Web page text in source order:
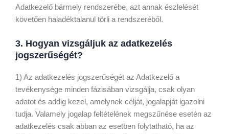
Adatkezelő bármely rendszerébe, azt annak észlelését
követően haladéktalanul törli a rendszeréből.
3. Hogyan vizsgáljuk az adatkezelés
jogszerűségét?
1) Az adatkezelés jogszerűségét az Adatkezelő a
tevékenysége minden fázisában vizsgálja, csak olyan
adatot és addig kezel, amelynek célját, jogalapját igazolni
tudja. Valamely jogalap feltételének megszűnése esetén az
adatkezelés csak abban az esetben folytatható, ha az